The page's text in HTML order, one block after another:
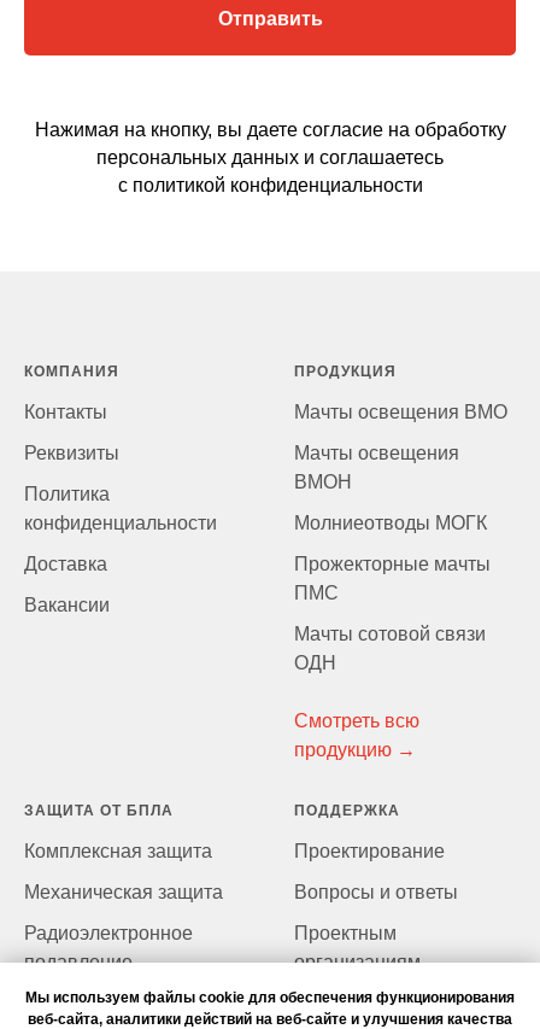
Отправить
Нажимая на кнопку, вы даете согласие на обработку
персональных данных и соглашаетесь
c политикой конфиденциальности
КОМПАНИЯ
Контакты
Реквизиты
Политика
конфиденциальности
Доставка
Вакансии
ПРОДУКЦИЯ
Мачты освещения ВМО
Мачты освещения
ВМОН
Молниеотводы МОГК
Прожекторные мачты
ПМС
Мачты сотовой связи
ОДН
Смотреть всю
продукцию →
ЗАЩИТА ОТ БПЛА
Комплексная защита
Механическая защита
Радиоэлектронное
подавление
ПОДДЕРЖКА
Проектирование
Вопросы и ответы
Проектным
организациям
Мы используем файлы cookie для обеспечения функционирования
веб-сайта, аналитики действий на веб-сайте и улучшения качества